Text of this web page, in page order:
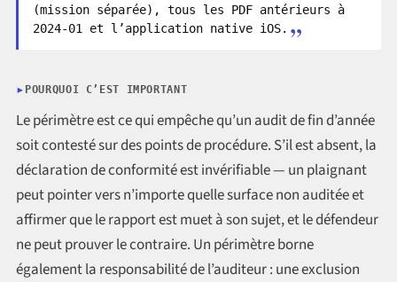
(mission séparée), tous les PDF antérieurs à
2024-01 et l’application native iOS.
POURQUOI C’EST IMPORTANT
Le périmètre est ce qui empêche qu’un audit de fin d’année
soit contesté sur des points de procédure. S’il est absent, la
déclaration de conformité est invérifiable — un plaignant
peut pointer vers n’importe quelle surface non auditée et
affirmer que le rapport est muet à son sujet, et le défendeur
ne peut prouver le contraire. Un périmètre borne
également la responsabilité de l’auditeur : une exclusion